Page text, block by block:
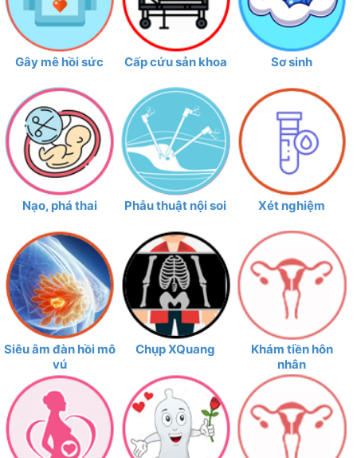
Gây mê hồi sức Cấp cứu sản khoa Sơ sinh
Nạo, phá thai Phẫu thuật nội soi Xét nghiệm
Siêu âm đàn hồi mô
vú
Chụp XQuang
Khám tiền hôn
nhân